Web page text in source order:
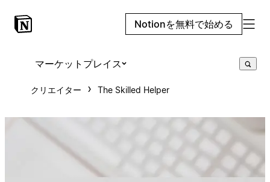
Notionを無料で始める
マーケットプレイス
クリエイター The Skilled Helper